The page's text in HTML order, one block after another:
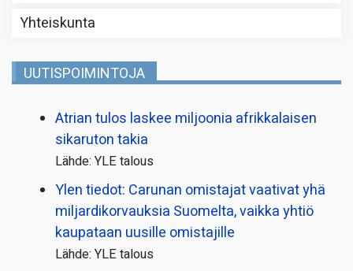
Yhteiskunta
UUTISPOIMINTOJA
Atrian tulos laskee miljoonia afrikkalaisen
sikaruton takia
Lähde: YLE talous
Ylen tiedot: Carunan omistajat vaativat yhä
miljardi­korvauksia Suomelta, vaikka yhtiö
kaupataan uusille omistajille
Lähde: YLE talous